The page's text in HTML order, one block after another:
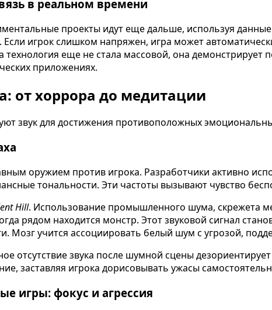
в реальном времени
проекты идут еще дальше, используя
игрок слишком напряжен, игра может
технология еще не стала массовой, она демонстрирует
приложениях.
от хоррора до медитации
звук для достижения противоположных
оружием против игрока. Разработчики активно
тональности. Эти частоты вызывают чувство
Hill. Использование промышленного шума, скрежета
рядом находится монстр. Этот звуковой сигнал
Мозг учится ассоциировать белый шум с угрозой,
отсутствие звука после шумной сцены
заставляя игрока дорисовывать ужасы
игры: фокус и агрессия